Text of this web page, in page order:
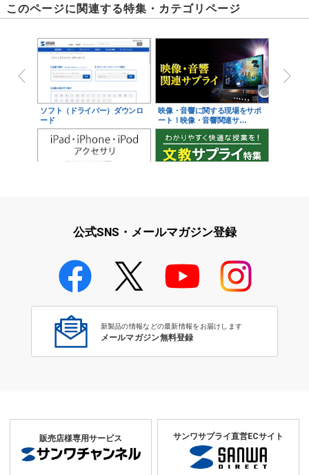
スリット付き棚板を標準装備しており、通気性を確保しながらルータ
をサポートします。
このページに関連する特集・カテゴリページ
ソフト（ドライバー）ダウンロ
ード
映像・音響に関する現場をサポ
ート！映像・音響関連サ…
学校教育のICT環境整備特集
公式SNS・メールマガジン登録
新製品の情報などの最新情報をお届けします
メールマガジン無料登録
販売店様専用サービス サンワサプライ直営ECサイト